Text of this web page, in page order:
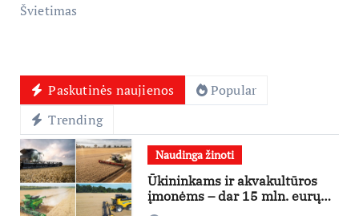
Švietimas
Paskutinės naujienos
Popular
Trending
Naudinga žinoti
Ūkininkams ir akvakultūros
įmonėms – dar 15 mln. eurų
lengvatinėms paskoloms